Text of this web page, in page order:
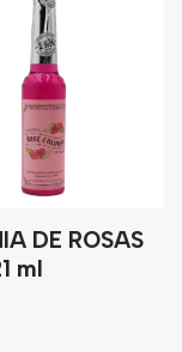
DE ROSAS
ml